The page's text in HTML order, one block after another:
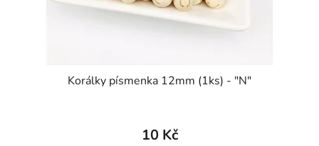
Korálky písmenka 12mm (1ks) - "N"
10 Kč